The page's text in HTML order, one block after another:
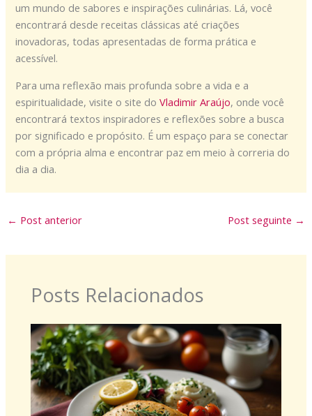
um mundo de sabores e inspirações culinárias. Lá, você
encontrará desde receitas clássicas até criações
inovadoras, todas apresentadas de forma prática e
acessível.
Para uma reflexão mais profunda sobre a vida e a
espiritualidade, visite o site doVladimir Araújo, onde você
encontrará textos inspiradores e reflexões sobre a busca
por significado e propósito. É um espaço para se conectar
com a própria alma e encontrar paz em meio à correria do
dia a dia.
← Post anterior Post seguinte →
Posts Relacionados